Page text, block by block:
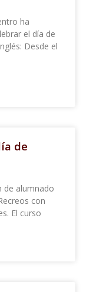
ha
el día de
Desde el
de
de alumnado
con
El curso